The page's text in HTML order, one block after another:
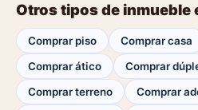
Otros tipos de inmueble
Comprar piso Comprar casa
Comprar ático
Comprar
Comprar terreno
Comprar